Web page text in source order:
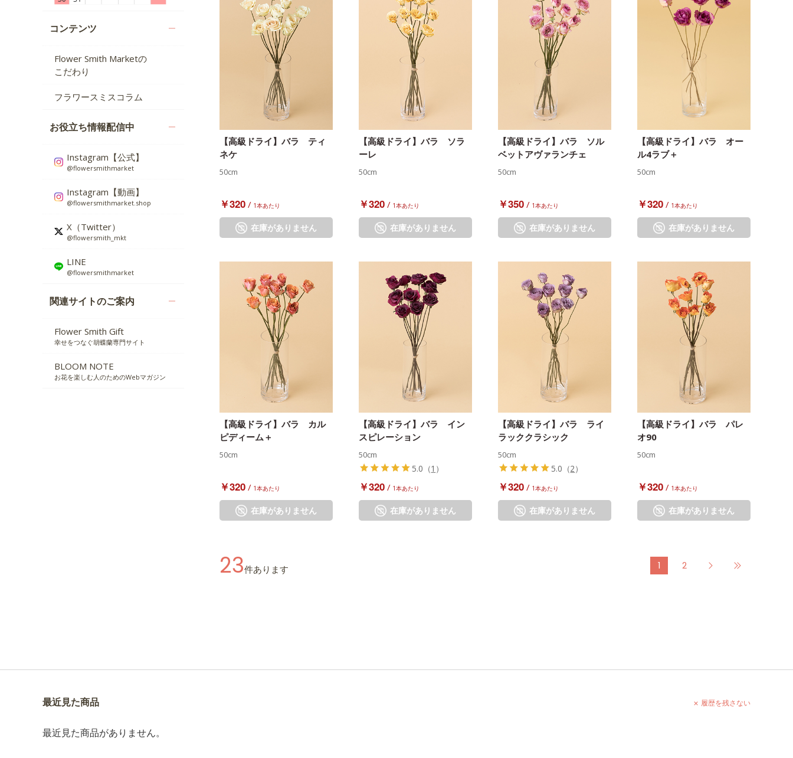
コンテンツ
Flower Smith Marketの
こだわり
フラワースミスコラム
お役立ち情報配信中
Instagram【公式】
@flowersmithmarket
Instagram【動画】
@flowersmithmarket.shop
X（Twitter）
@flowersmith_mkt
LINE
@flowersmithmarket
関連サイトのご案内
Flower Smith Gift
幸せをつなぐ胡蝶蘭専門サイト
BLOOM NOTE
お花を楽しむ人のためのWebマガジン
【高級ドライ】バラ ティ
ネケ
50cm
￥320 / 1本あたり
在庫がありません
【高級ドライ】バラ ソラ
ーレ
50cm
￥320 / 1本あたり
在庫がありません
【高級ドライ】バラ ソル
ベットアヴァランチェ
50cm
￥350 / 1本あたり
在庫がありません
【高級ドライ】バラ オー
ル4ラブ＋
50cm
￥320 / 1本あたり
在庫がありません
【高級ドライ】バラ カル
ピディーム＋
50cm
￥320 / 1本あたり
在庫がありません
【高級ドライ】バラ イン
スピレーション
50cm
5.0 （1 ）
￥320 / 1本あたり
在庫がありません
【高級ドライ】バラ ライ
ラッククラシック
50cm
5.0 （2）
￥320 / 1本あたり
在庫がありません
【高級ドライ】バラ パレ
オ90
50cm
￥320 / 1本あたり
在庫がありません
23件あります 1 2
最近見た商品 履歴を残さない
最近見た商品がありません。